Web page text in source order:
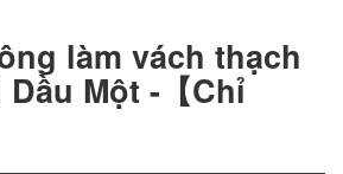
làm vách thạch
Một -【Chỉ